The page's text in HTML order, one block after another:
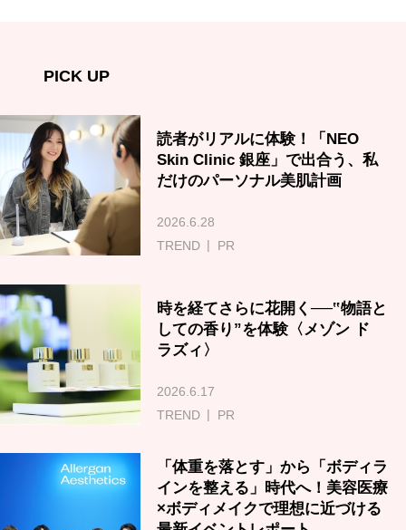
PICK UP
読者がリアルに体験！「NEO
Skin Clinic 銀座」で出合う、私
だけのパーソナル美肌計画
2026.6.28
TREND
PR
時を経てさらに花開く──‟物語と
しての香り”を体験〈メゾン ド
ラズィ〉
2026.6.17
TREND
PR
「体重を落とす」から「ボディラ
インを整える」時代へ！美容医療
×ボディメイクで理想に近づける